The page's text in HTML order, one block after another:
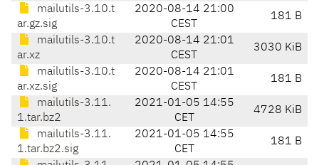
mailutils-3.10.t
ar.gz.sig
2020-08-14 21:00
CEST
181 B
mailutils-3.10.t
ar.xz
2020-08-14 21:01
CEST
3030 KiB
mailutils-3.10.t
ar.xz.sig
2020-08-14 21:01
CEST
181 B
mailutils-3.11.
1.tar.bz2
2021-01-05 14:55
CET
4728 KiB
mailutils-3.11.
1.tar.bz2.sig
2021-01-05 14:55
CET
181 B